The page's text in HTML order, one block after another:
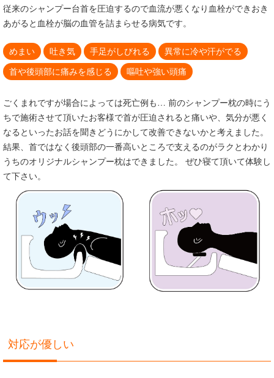
従来のシャンプー台首を圧迫するので血流が悪くなり血栓ができおき
あがると血栓が脳の血管を詰まらせる病気です。
めまい 吐き気 手足がしびれる
異常に冷や汗がでる
首や後頭部に痛みを感じる
嘔吐や強い頭痛
ごくまれですが場合によっては死亡例も… 前のシャンプー枕の時にう
ちで施術させて頂いたお客様で首が圧迫されると痛いや、気分が悪く
なるといったお話を聞きどうにかして改善できないかと考えました。
結果、首ではなく後頭部の一番高いところで支えるのがラクとわかり
うちのオリジナルシャンプー枕はできました。 ぜひ寝て頂いて体験し
て下さい。
対応が優しい